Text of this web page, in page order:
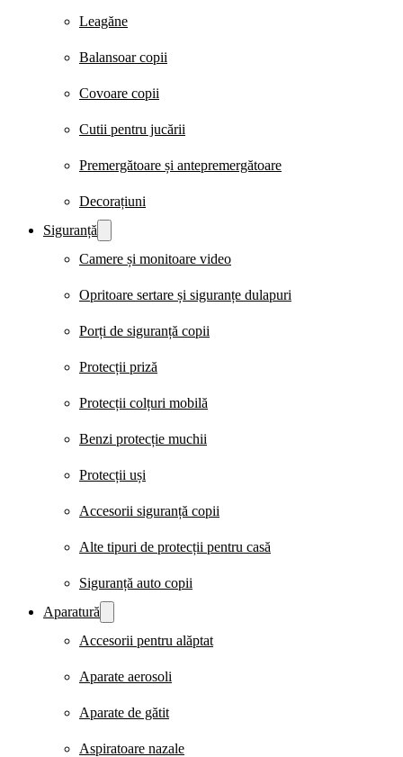
Leagăne
Balansoar copii
Covoare copii
Cutii pentru jucării
Premergătoare și antepremergătoare
Decorațiuni
Siguranță
Camere și monitoare video
Opritoare sertare și siguranțe dulapuri
Porți de siguranță copii
Protecții priză
Protecții colțuri mobilă
Benzi protecție muchii
Protecții uși
Accesorii siguranță copii
Alte tipuri de protecții pentru casă
Siguranță auto copii
Aparatură
Accesorii pentru alăptat
Aparate aerosoli
Aparate de gătit
Aspiratoare nazale